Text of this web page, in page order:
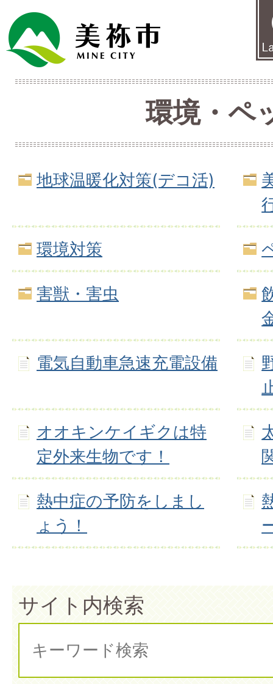
環境・ペ
地球温暖化対策(デコ活)
環境対策
害獣・害虫
電気自動車急速充電設備
オオキンケイギクは特
定外来生物です！
熱中症の予防をしまし
ょう！
サイト内検索